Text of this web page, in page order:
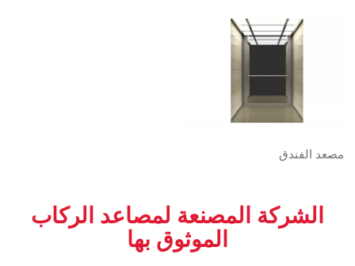
مصعد الفندق
الشركة المصنعة لمصاعد الركاب
الموثوق بها